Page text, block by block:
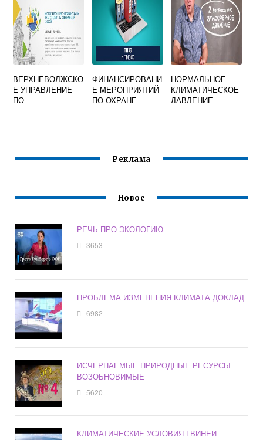
ВЕРХНЕВОЛЖСКО
Е УПРАВЛЕНИЕ
ПО
ФИНАНСИРОВАНИ
Е МЕРОПРИЯТИЙ
ПО ОХРАНЕ
НОРМАЛЬНОЕ
КЛИМАТИЧЕСКОЕ
ДАВЛЕНИЕ
Реклама
Новое
РЕЧЬ ПРО ЭКОЛОГИЮ
3653
ПРОБЛЕМА ИЗМЕНЕНИЯ КЛИМАТА ДОКЛАД
6982
ИСЧЕРПАЕМЫЕ ПРИРОДНЫЕ РЕСУРСЫ
ВОЗОБНОВИМЫЕ
5620
КЛИМАТИЧЕСКИЕ УСЛОВИЯ ГВИНЕИ